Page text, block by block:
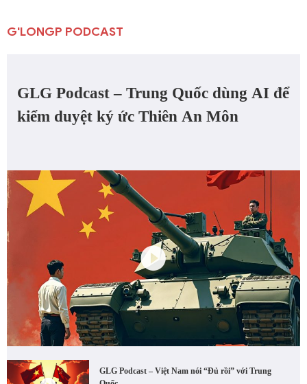
G'LONGP PODCAST
GLG Podcast – Trung Quốc dùng AI để
kiểm duyệt ký ức Thiên An Môn
GLG Podcast – Việt Nam nói “Đủ rồi” với Trung